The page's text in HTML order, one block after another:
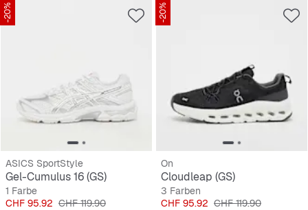
-20%
ASICS SportStyle
Gel-Cumulus 16 (GS)
1 Farbe
Preis
CHF 95.92 Originalpreis
CHF 119.90
-20%
On
Cloudleap (GS)
3 Farben
Preis
CHF 95.92 Originalpreis
CHF 119.90